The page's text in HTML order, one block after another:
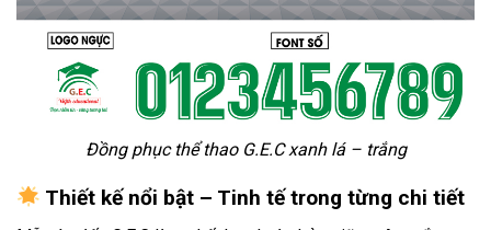
Đồng phục thể thao G.E.C xanh lá – trắng
Thiết kế nổi bật – Tinh tế trong từng chi tiết